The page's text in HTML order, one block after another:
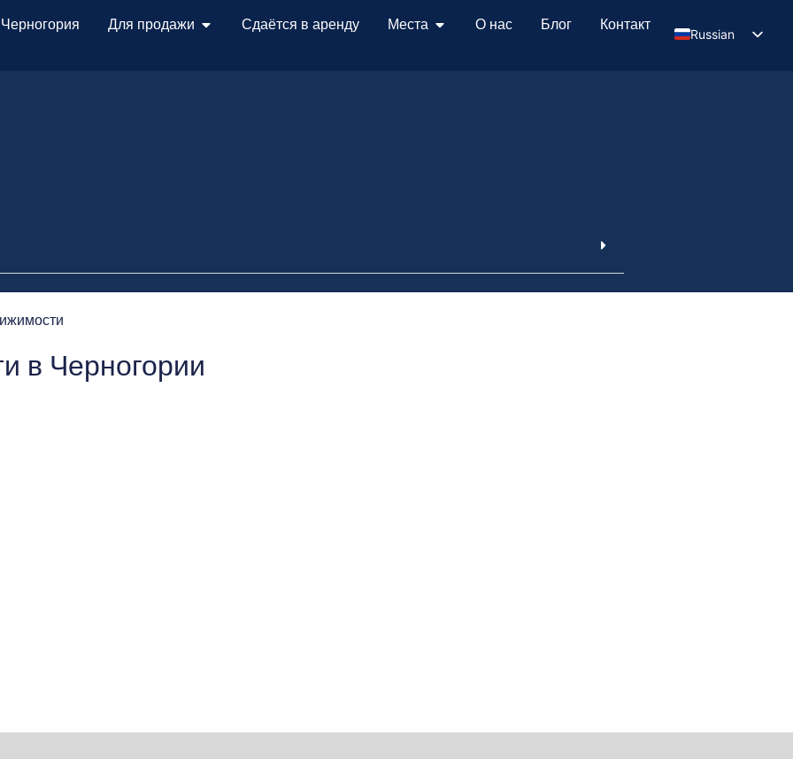
Для продажи Сдаётся в аренду Места О нас Блог Контакт
Russian
в Черногории